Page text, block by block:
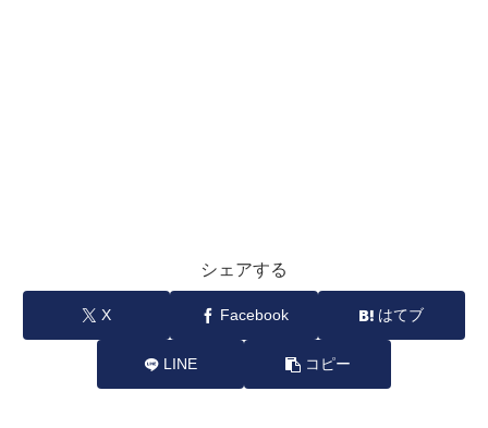
シェアする
X Facebook はてブ
LINE コピー